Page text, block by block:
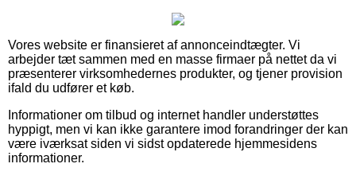
Vores website er finansieret af annonceindtægter. Vi
arbejder tæt sammen med en masse firmaer på nettet da vi
præsenterer virksomhedernes produkter, og tjener provision
ifald du udfører et køb.
Informationer om tilbud og internet handler understøttes
hyppigt, men vi kan ikke garantere imod forandringer der kan
være iværksat siden vi sidst opdaterede hjemmesidens
informationer.